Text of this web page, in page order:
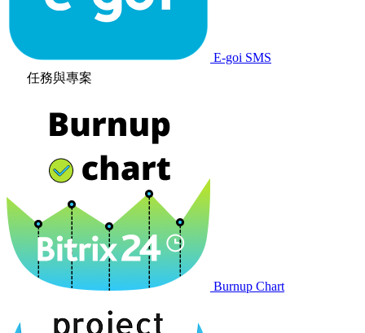
E-goi SMS
任務與專案
Burnup Chart